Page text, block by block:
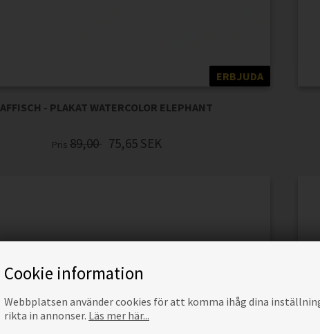
Cookie information
Webbplatsen använder cookies för att komma ihåg dina
rikta in annonser. Läs mer här...
ERBJUDA
AFFISCH - PLAKAT WATERCOLOR ELEPHANT
Pris 89,00 75,65 SEK